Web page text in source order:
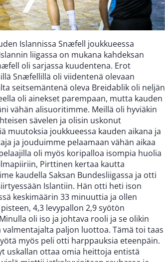
Islannissa Snæfell joukkueessa
liigassa on mukana kahdeksan
oli sarjassa kuudentena. Erot
Snæfellillä oli viidentenä olevaan
seitsemäntenä oleva Breidablik oli neljän
oli ainekset parempaan, mutta kauden
vähän alisuoritimme. Meillä oli hyviäkin
sävelen ja olisin uskonut
muutoksia joukkueessa kauden aikana ja
ja jouduimme pelaamaan vähän aikaa
oli myös koripalloa isompia huolia
Pirttinen kertaa kautta
kaudella Saksan Bundesliigassa ja otti
Islantiin. Hän otti heti ison
keskimäärin 33 minuuttia ja ollen
4,3 levypallon 2,9 syötön
oli iso ja johtava rooli ja se olikin
paljon luottoa. Tämä toi taas
myös peli otti harppauksia eteenpäin.
uskallan ottaa omia heittoja entistä